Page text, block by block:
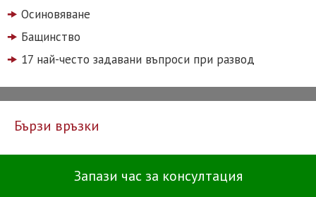
Осиновяване
Бащинство
17 най-често задавани въпроси при развод
Бързи връзки
Запази час за консултация